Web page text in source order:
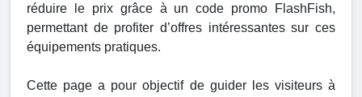
réduire le prix grâce à un code promo FlashFish,
permettant de profiter d’offres intéressantes sur ces
équipements pratiques.
Cette page a pour objectif de guider les visiteurs à